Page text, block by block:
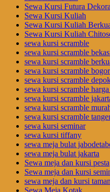
Sewa Kursi Futura
Sewa Kursi Kuliah
Sewa Kursi Kuliah
Sewa Kursi Kuliah
sewa kursi scramble
sewa kursi scramble
sewa kursi scramble
sewa kursi scramble bogor
sewa kursi scramble
sewa kursi scramble
sewa kursi scramble
sewa kursi scramble
sewa kursi scramble
sewa kursi seminar
sewa kursi tiffany
sewa meja bulat
sewa meja bulat jakarta
Sewa meja dan kursi pesta
Sewa meja dan kursi
sewa meja dan kursi taman
Sewa Meja Kotak